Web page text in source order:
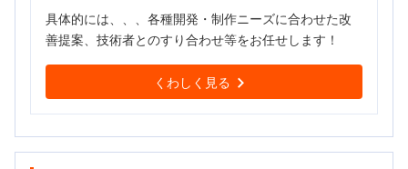
具体的には、、、各種開発・制作ニーズに合わせた改
善提案、技術者とのすり合わせ等をお任せします！
くわしく見る